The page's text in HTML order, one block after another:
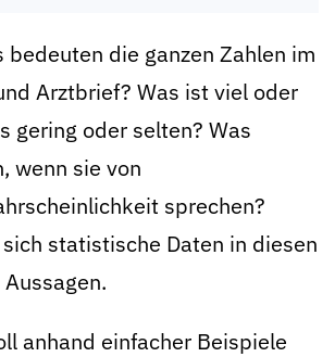
die ganzen Zahlen im
Arztbrief? Was ist viel oder
gering oder selten? Was
wenn sie von
sprechen?
statistische Daten in diesen
anhand einfacher Beispiele